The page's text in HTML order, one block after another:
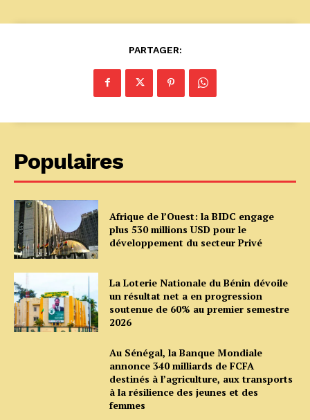
PARTAGER:
Populaires
Afrique de l’Ouest: la BIDC engage
plus 530 millions USD pour le
développement du secteur Privé
La Loterie Nationale du Bénin dévoile
un résultat net a en progression
soutenue de 60% au premier semestre
2026
Au Sénégal, la Banque Mondiale
annonce 340 milliards de FCFA
destinés à l’agriculture, aux transports
à la résilience des jeunes et des
femmes